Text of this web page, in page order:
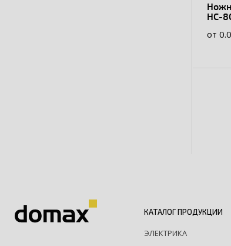
НС-
от
КАТАЛОГ ПРОДУКЦИИ
ЭЛЕКТРИКА